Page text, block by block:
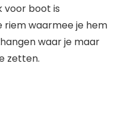
voor boot is
waarmee je hem
waar je maar
zetten.